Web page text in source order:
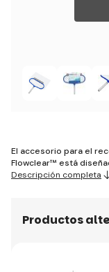
El accesorio para el
Flowclear™ está
Descripción completa
Productos